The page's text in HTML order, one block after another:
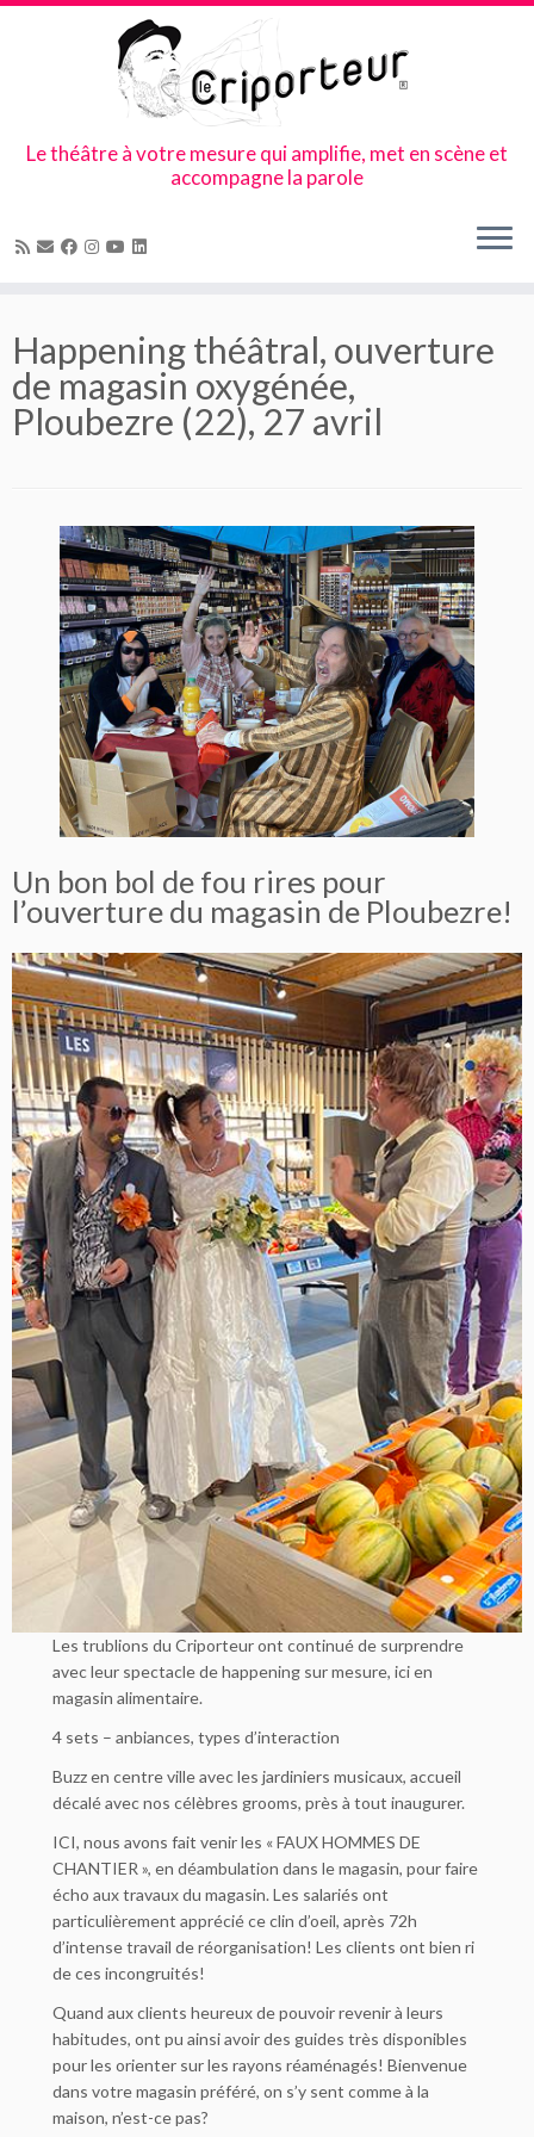
content
Le théâtre à votre mesure qui amplifie, met en scène et
accompagne la parole
Happening théâtral, ouverture
de magasin oxygénée,
Ploubezre (22), 27 avril
Un bon bol de fou rires pour
l’ouverture du magasin de Ploubezre!
Les trublions du Criporteur ont continué de surprendre
avec leur spectacle de happening sur mesure, ici en
magasin alimentaire.
4 sets – anbiances, types d’interaction
Buzz en centre ville avec les jardiniers musicaux, accueil
décalé avec nos célèbres grooms, près à tout inaugurer.
ICI, nous avons fait venir les « FAUX HOMMES DE
CHANTIER », en déambulation dans le magasin, pour faire
écho aux travaux du magasin. Les salariés ont
particulièrement apprécié ce clin d’oeil, après 72h
d’intense travail de réorganisation! Les clients ont bien ri
de ces incongruités!
Quand aux clients heureux de pouvoir revenir à leurs
habitudes, ont pu ainsi avoir des guides très disponibles
pour les orienter sur les rayons réaménagés! Bienvenue
dans votre magasin préféré, on s’y sent comme à la
maison, n’est-ce pas?